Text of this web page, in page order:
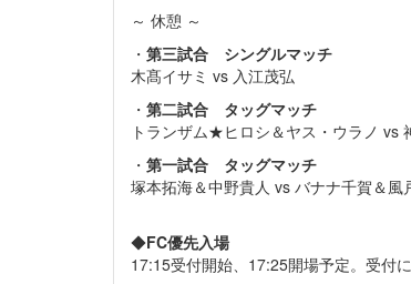
～ 休憩 ～
・ 第三試合 シングルマッチ
木髙イサミ vs 入江茂弘
・ 第二試合 タッグマッチ
トランザム★ヒロシ＆ヤス・ウラノ vs
・ 第一試合 タッグマッチ
塚本拓海＆中野貴人 vs バナナ千賀＆風
◆FC優先入場
17:15受付開始、17:25開場予定。受付